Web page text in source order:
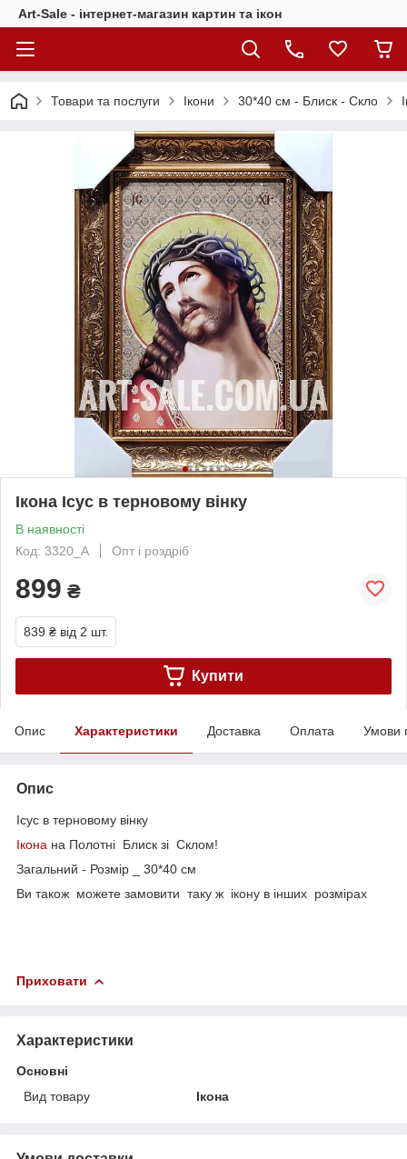
Art-Sale - інтернет-магазин картин та ікон
Товари та послуги Ікони 30*40 см - Блиск - Скло
Ікона Ісус в терновому вінку
В наявності
Код: 3320_A
Опт і роздріб
899 ₴
839 ₴ від 2 шт.
Купити
Опис Характеристики Доставка Оплата Умови
Опис
Ісус в терновому вінку
Ікона на Полотні Блиск зі Склом!
Загальний - Розмір _ 30*40 см
Ви також можете замовити таку ж ікону в інших розмірах
Приховати
Характеристики
Основні
Вид товару
Ікона